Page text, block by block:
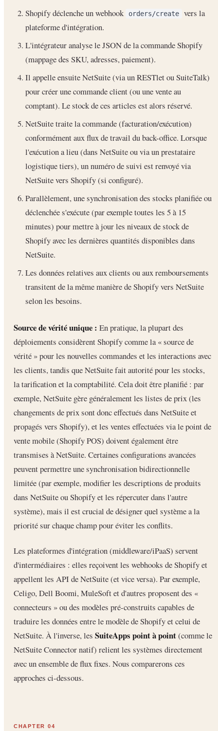
Shopify déclenche un webhook
orders/create
vers la
plateforme d'intégration.
L'intégrateur analyse le JSON de la commande Shopify
(mappage des SKU, adresses, paiement).
Il appelle ensuite NetSuite (via un RESTlet ou SuiteTalk)
pour créer une commande client (ou une vente au
comptant). Le stock de ces articles est alors réservé.
NetSuite traite la commande (facturation/exécution)
conformément aux flux de travail du back-office. Lorsque
l'exécution a lieu (dans NetSuite ou via un prestataire
logistique tiers), un numéro de suivi est renvoyé via
NetSuite vers Shopify (si configuré).
Parallèlement, une synchronisation des stocks planifiée ou
déclenchée s'exécute (par exemple toutes les 5 à 15
minutes) pour mettre à jour les niveaux de stock de
Shopify avec les dernières quantités disponibles dans
NetSuite.
Les données relatives aux clients ou aux remboursements
transitent de la même manière de Shopify vers NetSuite
selon les besoins.
Source de vérité unique : En pratique, la plupart des
déploiements considèrent Shopify comme la « source de
vérité » pour les nouvelles commandes et les interactions avec
les clients, tandis que NetSuite fait autorité pour les stocks,
la tarification et la comptabilité. Cela doit être planifié : par
exemple, NetSuite gère généralement les listes de prix (les
changements de prix sont donc effectués dans NetSuite et
propagés vers Shopify), et les ventes effectuées via le point de
vente mobile (Shopify POS) doivent également être
transmises à NetSuite. Certaines configurations avancées
peuvent permettre une synchronisation bidirectionnelle
limitée (par exemple, modifier les descriptions de produits
dans NetSuite ou Shopify et les répercuter dans l'autre
système), mais il est crucial de désigner quel système a la
priorité sur chaque champ pour éviter les conflits.
Les plateformes d'intégration (middleware/iPaaS) servent
d'intermédiaires : elles reçoivent les webhooks de Shopify et
appellent les API de NetSuite (et vice versa). Par exemple,
Celigo, Dell Boomi, MuleSoft et d'autres proposent des «
connecteurs » ou des modèles pré-construits capables de
traduire les données entre le modèle de Shopify et celui de
NetSuite. À l'inverse, les SuiteApps point à point(comme le
NetSuite Connector natif) relient les systèmes directement
avec un ensemble de flux fixes. Nous comparerons ces
approches ci-dessous.